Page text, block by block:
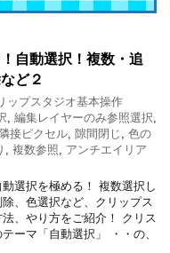
自動選択！複数・追
ど２
ップスタジオ基本操作
編集レイヤーのみ参照選択
接ピクセル 隙間閉じ
色の
複数参照
アンチエイリア
選択を極める！ 複数選択し
、色選択など、クリップス
、やり方をご紹介！ クリス
ーマ「自動選択」 ・・の、